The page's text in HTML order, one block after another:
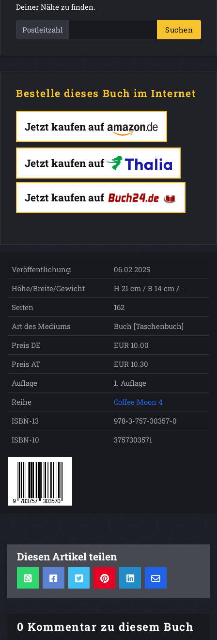
Deiner Nähe zu finden.
Postleitzahl Suchen
Bestelle dieses Buch im Internet
Jetzt kaufen auf
Jetzt kaufen auf
Jetzt kaufen auf
Veröffentlichung:
06.02.2025
Höhe/Breite/Gewicht
H 21 cm / B 14 cm / -
Seiten
162
Art des Mediums
Buch [Taschenbuch]
Preis DE
EUR 10.00
Preis AT
EUR 10.30
Auflage
1. Auflage
Reihe
Coffee Moon 4
ISBN-13
978-3-757-30357-0
ISBN-10
3757303571
Diesen Artikel teilen
0 Kommentar zu diesem Buch